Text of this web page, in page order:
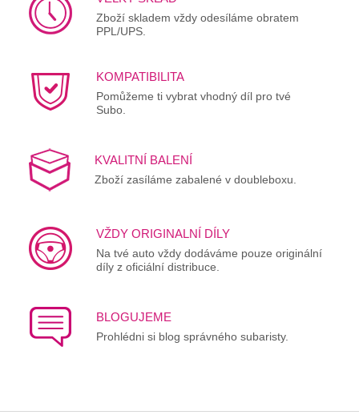
Zboží skladem vždy odesíláme obratem
PPL/UPS.
KOMPATIBILITA
Pomůžeme ti vybrat vhodný díl pro tvé
Subo.
KVALITNÍ BALENÍ
Zboží zasíláme zabalené v doubleboxu.
VŽDY ORIGINALNÍ DÍLY
Na tvé auto vždy dodáváme pouze originální
díly z oficiální distribuce.
BLOGUJEME
Prohlédni si blog správného subaristy.